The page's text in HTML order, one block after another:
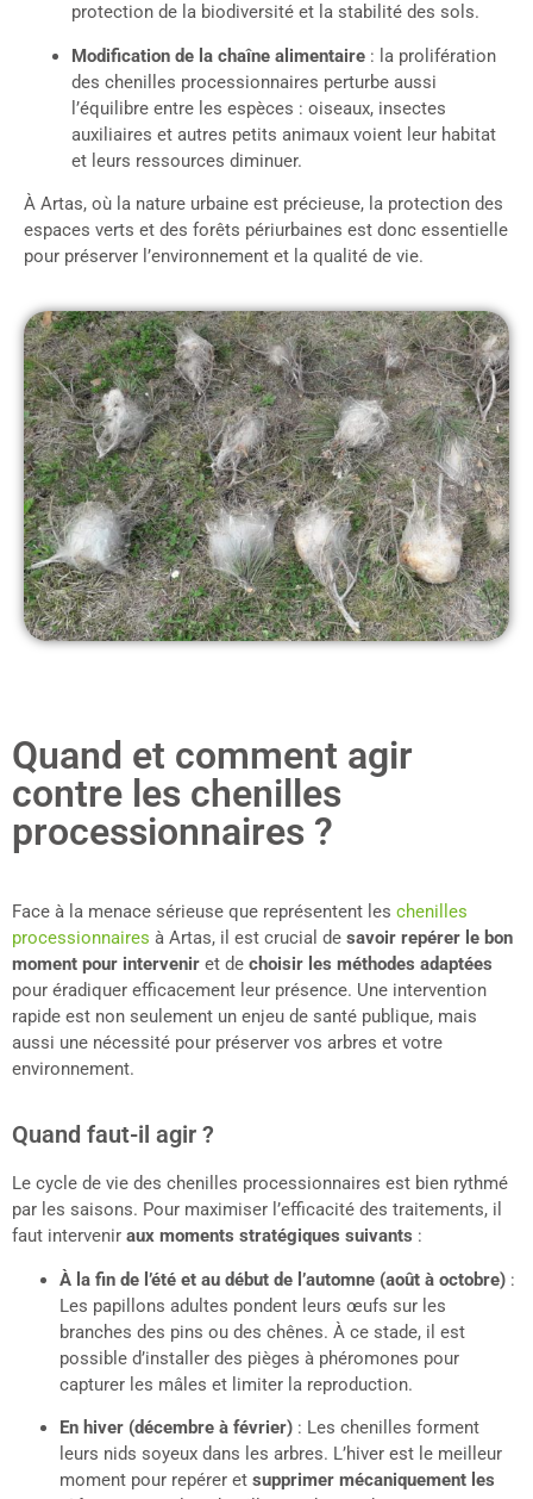
protection de la biodiversité et la stabilité des sols.
Modification de la chaîne alimentaire : la prolifération
des chenilles processionnaires perturbe aussi
l’équilibre entre les espèces : oiseaux, insectes
auxiliaires et autres petits animaux voient leur habitat
et leurs ressources diminuer.
À Artas, où la nature urbaine est précieuse, la protection des
espaces verts et des forêts périurbaines est donc essentielle
pour préserver l’environnement et la qualité de vie.
Quand et comment agir
contre les chenilles
processionnaires ?
Face à la menace sérieuse que représentent les chenilles
processionnaires à Artas, il est crucial de savoir repérer le bon
moment pour intervenir et de choisir les méthodes adaptées
pour éradiquer efficacement leur présence. Une intervention
rapide est non seulement un enjeu de santé publique, mais
aussi une nécessité pour préserver vos arbres et votre
environnement.
Quand faut-il agir ?
Le cycle de vie des chenilles processionnaires est bien rythmé
par les saisons. Pour maximiser l’efficacité des traitements, il
faut intervenir aux moments stratégiques suivants :
À la fin de l’été et au début de l’automne (août à octobre) :
Les papillons adultes pondent leurs œufs sur les
branches des pins ou des chênes. À ce stade, il est
possible d’installer des pièges à phéromones pour
capturer les mâles et limiter la reproduction.
En hiver (décembre à février) : Les chenilles forment
leurs nids soyeux dans les arbres. L’hiver est le meilleur
moment pour repérer et supprimer mécaniquement les